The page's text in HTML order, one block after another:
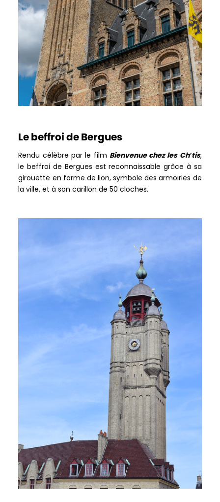
Le beffroi de Bergues
Rendu célèbre par le film Bienvenue chez les Ch’tis,
le beffroi de Bergues est reconnaissable grâce à sa
girouette en forme de lion, symbole des armoiries de
la ville, et à son carillon de 50 cloches.